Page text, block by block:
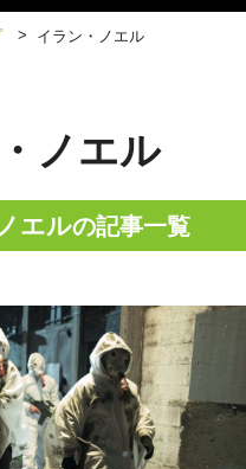
> イラン・ノエル
ノエル
エルの記事一覧